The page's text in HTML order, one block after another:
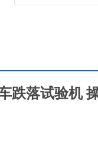
跌落试验机